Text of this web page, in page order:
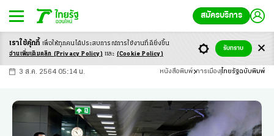
สมัครบริการ
-ก ก ก+
3 ส.ค. 2564 05:14 น. หนังสือพิมพ์ การเมือง ไทยรัฐฉบับพิมพ์
เราใช้คุ้กกี้ เพื่อให้ทุกคนได้ประสบการณ์การใช้งานที่ดียิ่งขึ้น
อ่านเพิ่มเติมคลิก (Privacy Policy) และ (Cookie Policy)
รับทราบ